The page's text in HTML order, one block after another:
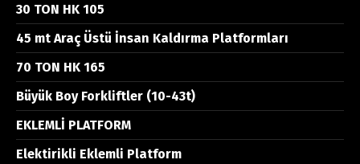
30 TON HK 105
45 mt Araç Üstü İnsan Kaldırma Platformları
70 TON HK 165
Büyük Boy Forkliftler (10-43t)
EKLEMLİ PLATFORM
Elektirikli Eklemli Platform